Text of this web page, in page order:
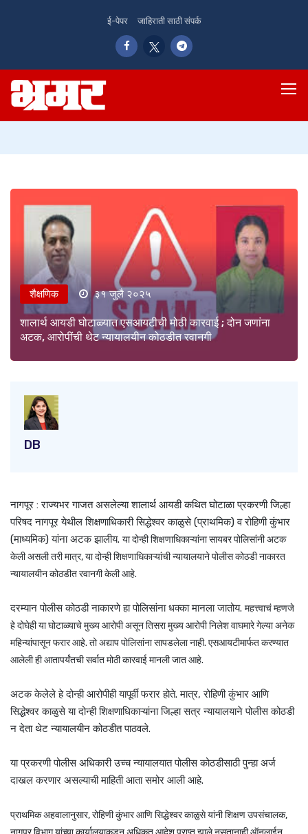
ई-पेपर जाहिराती साठी संपर्क
शैक्षणिक ३१ जुलै २०२५
शालार्थ आयडी घोटाळ्यात एसआयटीची मोठी कारवाई ; दोन जणांना
अटक, आरोपींची थेट न्यायालयीन कोठडीत रवानगी
DB
नागपूर : राज्यभर गाजत असलेल्या शालार्थ आयडी कथित घोटाळा प्रकरणी जिल्हा
परिषद नागपूर येथील शिक्षणाधिकारी सिद्धेश्वर काळुसे (प्राथमिक) व रोहिणी कुंभार
(माध्यमिक) यांना अटक झालीय. या दोन्ही शिक्षणाधिकाऱ्यांना सायबर पोलिसांनी अटक
केली असली तरी मात्र, या दोन्ही शिक्षणाधिकाऱ्यांची न्यायालयाने पोलीस कोठडी नाकारत
न्यायालयीन कोठडीत रवानगी केली आहे.
दरम्यान पोलीस कोठडी नाकारणे हा पोलिसांना धक्का मानला जातोय. महत्त्वाचं म्हणजे
हे दोघेही या घोटाळ्याचे मुख्य आरोपी असून तिसरा मुख्य आरोपी निलेश वाघमारे गेल्या अनेक
महिन्यांपासून फरार आहे. तो अद्याप पोलिसांना सापडलेला नाही. एसआयटीमार्फत करण्यात
आलेली ही आतापर्यंतची सर्वात मोठी कारवाई मानली जात आहे.
अटक केलेले हे दोन्ही आरोपीही यापूर्वी फरार होते. मात्र, रोहिणी कुंभार आणि
सिद्धेश्वर काळुसे या दोन्ही शिक्षणाधिकाऱ्यांना जिल्हा सत्र न्यायालयाने पोलीस कोठडी
न देता थेट न्यायालयीन कोठडीत पाठवले.
या प्रकरणी पोलीस अधिकारी उच्च न्यायालयात पोलीस कोठडीसाठी पुन्हा अर्ज
दाखल करणार असल्याची माहिती आता समोर आली आहे.
प्राथमिक अहवालानुसार, रोहिणी कुंभार आणि सिद्धेश्वर काळुसे यांनी शिक्षण उपसंचालक,